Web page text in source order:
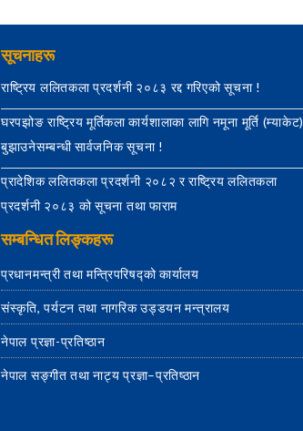
सूचनाहरू
राष्ट्रिय ललितकला प्रदर्शनी २०८३ रद्द गरिएको सूचना !
घरपझोङ राष्ट्रिय मूर्तिकला कार्यशालाका लागि नमूना मूर्ति (म्याकेट)
बुझाउनेसम्बन्धी सार्वजनिक सूचना !
प्रादेशिक ललितकला प्रदर्शनी २०८२ र राष्ट्रिय ललितकला
प्रदर्शनी २०८३ को सूचना तथा फाराम
सम्बन्धित लिङ्कहरू
प्रधानमन्त्री तथा मन्त्रिपरिषद्को कार्यालय
संस्कृति, पर्यटन तथा नागरिक उड्डयन मन्त्रालय
नेपाल प्रज्ञा-प्रतिष्ठान
नेपाल सङ्गीत तथा नाट्य प्रज्ञा–प्रतिष्ठान